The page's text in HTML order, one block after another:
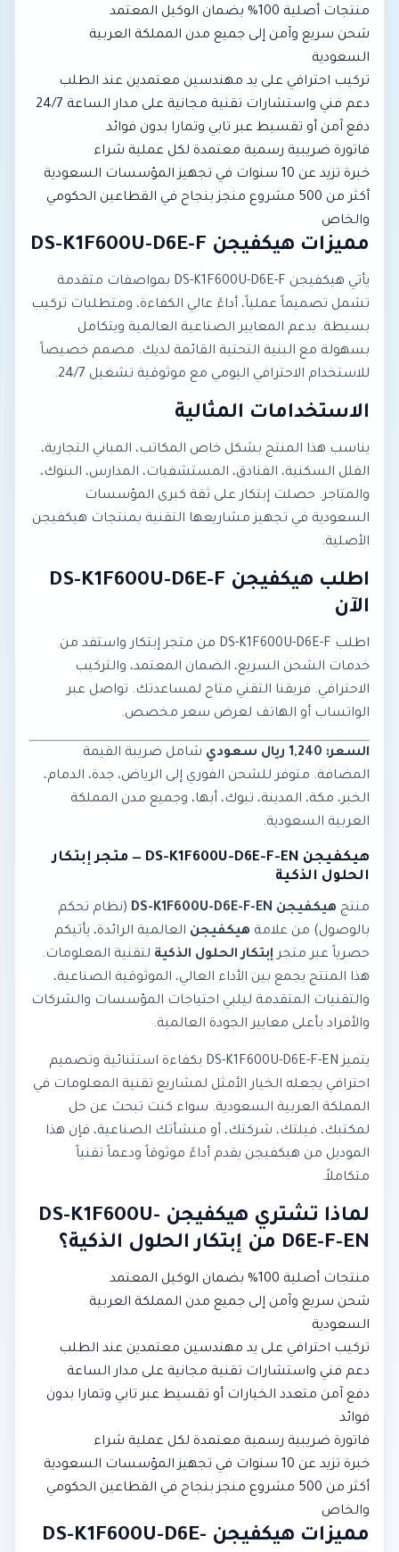
منتجات أصلية 100% بضمان الوكيل المعتمد
شحن سريع وآمن إلى جميع مدن المملكة العربية
السعودية
تركيب احترافي على يد مهندسين معتمدين عند الطلب
دعم فني واستشارات تقنية مجانية على مدار الساعة 24/7
دفع آمن أو تقسيط عبر تابي وتمارا بدون فوائد
فاتورة ضريبية رسمية معتمدة لكل عملية شراء
خبرة تزيد عن 10 سنوات في تجهيز المؤسسات السعودية
أكثر من 500 مشروع منجز بنجاح في القطاعين الحكومي
والخاص
مميزات هيكفيجن DS-K1F600U-D6E-F
يأتي هيكفيجن DS-K1F600U-D6E-F بمواصفات متقدمة
تشمل تصميماً عملياً، أداءً عالي الكفاءة، ومتطلبات تركيب
بسيطة. يدعم المعايير الصناعية العالمية ويتكامل
بسهولة مع البنية التحتية القائمة لديك. مصمم خصيصاً
للاستخدام الاحترافي اليومي مع موثوقية تشغيل 24/7.
الاستخدامات المثالية
يناسب هذا المنتج بشكل خاص المكاتب، المباني التجارية،
الفلل السكنية، الفنادق، المستشفيات، المدارس، البنوك،
والمتاجر. حصلت إبتكار على ثقة كبرى المؤسسات
السعودية في تجهيز مشاريعها التقنية بمنتجات هيكفيجن
الأصلية.
اطلب هيكفيجن DS-K1F600U-D6E-F
الآن
اطلب DS-K1F600U-D6E-F من متجر إبتكار واستفد من
خدمات الشحن السريع، الضمان المعتمد، والتركيب
الاحترافي. فريقنا التقني متاح لمساعدتك. تواصل عبر
الواتساب أو الهاتف لعرض سعر مخصص.
السعر: 1,240 ريال سعودي
شامل ضريبة القيمة
المضافة. متوفر للشحن الفوري إلى الرياض، جدة، الدمام،
الخبر، مكة، المدينة، تبوك، أبها، وجميع مدن المملكة
العربية السعودية.
هيكفيجن DS-K1F600U-D6E-F-EN — متجر إبتكار
الحلول الذكية
منتج هيكفيجن DS-K1F600U-D6E-F-EN
(نظام تحكم
بالوصول) من علامة هيكفيجن العالمية الرائدة، يأتيكم
حصرياً عبر متجرإبتكار الحلول الذكية لتقنية المعلومات.
هذا المنتج يجمع بين الأداء العالي، الموثوقية الصناعية،
والتقنيات المتقدمة ليلبي احتياجات المؤسسات والشركات
والأفراد بأعلى معايير الجودة العالمية.
يتميز DS-K1F600U-D6E-F-EN بكفاءة استثنائية وتصميم
احترافي يجعله الخيار الأمثل لمشاريع تقنية المعلومات في
المملكة العربية السعودية. سواء كنت تبحث عن حل
لمكتبك، فيلتك، شركتك، أو منشأتك الصناعية، فإن هذا
الموديل من هيكفيجن يقدم أداءً موثوقاً ودعماً تقنياً
متكاملاً.
لماذا تشتري هيكفيجن DS-K1F600U-
D6E-F-EN من إبتكار الحلول الذكية؟
منتجات أصلية 100% بضمان الوكيل المعتمد
شحن سريع وآمن إلى جميع مدن المملكة العربية
السعودية
تركيب احترافي على يد مهندسين معتمدين عند الطلب
دعم فني واستشارات تقنية مجانية على مدار الساعة
دفع آمن متعدد الخيارات أو تقسيط عبر تابي وتمارا بدون
فوائد
فاتورة ضريبية رسمية معتمدة لكل عملية شراء
خبرة تزيد عن 10 سنوات في تجهيز المؤسسات السعودية
أكثر من 500 مشروع منجز بنجاح في القطاعين الحكومي
والخاص
مميزات هيكفيجن DS-K1F600U-D6E-